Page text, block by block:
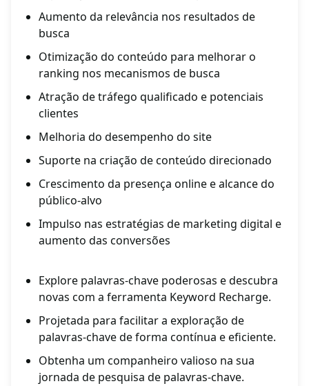
Aumento da relevância nos resultados de
busca
Otimização do conteúdo para melhorar o
ranking nos mecanismos de busca
Atração de tráfego qualificado e potenciais
clientes
Melhoria do desempenho do site
Suporte na criação de conteúdo direcionado
Crescimento da presença online e alcance do
público-alvo
Impulso nas estratégias de marketing digital e
aumento das conversões
Explore palavras-chave poderosas e descubra
novas com a ferramenta Keyword Recharge.
Projetada para facilitar a exploração de
palavras-chave de forma contínua e eficiente.
Obtenha um companheiro valioso na sua
jornada de pesquisa de palavras-chave.